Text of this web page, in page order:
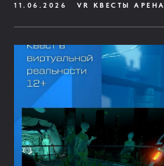
11.06.2026 VR КВЕСТЫ АРЕНА